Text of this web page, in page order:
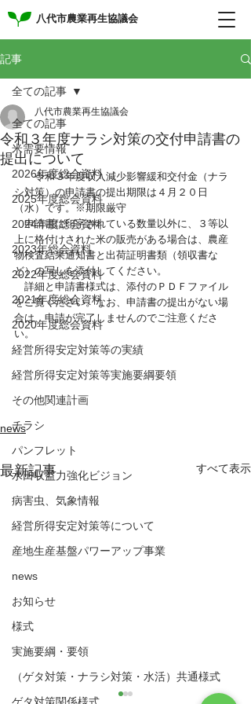
八代市農業再生協議会
記事
全ての記事
米需要情報
2026年度総会資料
2025年度総会資料
2024年度総会資料
2023年総会資料
2022年度総会資料
2021年度総会資料
2020年度総会資料
経営所得安定対策等の実績
経営所得安定対策等実施要綱要領
その他関連計画
チラシ
パンフレット
水田収益力強化ビジョン
病害虫、気象情報
経営所得安定対策等について
産地生産基盤パワーアップ事業
news
お知らせ
様式
実施要綱・要領
（ゲタ対策・ナラシ対策・水活）共通様式
全ての記事
令和３年度ナラシ対策の交付申請書の
提出について
八代市農業再生協議会
令和３年度収入減少影響緩和交付金（ナラ
シ対策）の申請書の提出期限は４月２０日
（水）です。※期限厳守
申請書に印字されている数量以外に、３等以
上に格付けされた米の販売がある場合は、農産
物検査結果通知書と出荷証明書類（領収書な
ど）の写しを添付してください。
詳細と申請書様式は、添付のＰＤＦファイル
をご覧ください。なお、申請書の提出がない場
合は、申請が完了しませんのでご注意くださ
い。
news
最新記事 すべて表示